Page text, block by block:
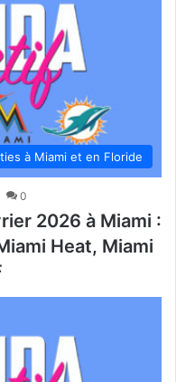
à Miami et en Floride
0
2026 à Miami :
Heat, Miami